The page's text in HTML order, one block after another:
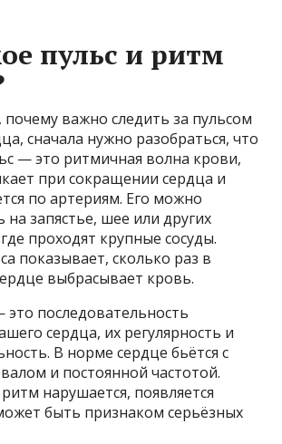
пульс и ритм
важно следить за пульсом
сначала нужно разобраться, что
— это ритмичная волна крови,
при сокращении сердца и
по артериям. Его можно
на запястье, шее или других
проходят крупные сосуды.
показывает, сколько раз в
выбрасывает кровь.
последовательность
сердца, их регулярность и
В норме сердце бьётся с
и постоянной частотой.
нарушается, появляется
быть признаком серьёзных